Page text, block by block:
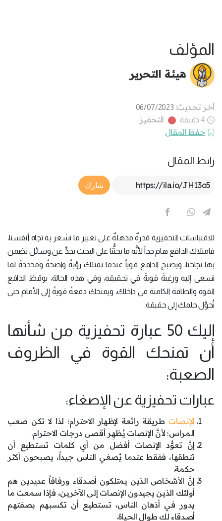
المؤلف
هيئة التحرير
آخر تحديث: 06/07/2023
4 دقيقة
التحفيز
حفظ المقال
رابط المقال
Article Link
شارك
للاقتباسات التحفيزية قدرةٌ مذهلةٌ على تغيير ما نشعر به تجاه أنفسنا،
فامتلاك الدافع هام جداً لأنَّه ما يحثُّنا على البحث بجدٍّ عن وسائل نضمن
بها نجاحنا، ويصبح الدافع قوياً عندما تمتلك رؤيةً واضحةً ومحددةً لما
تسعى إليه ورغبةً قويةً في تحقيقه، وفي هذه الحالة، يوقظ الدافع
القوة والطاقة الكامنة في داخلك، ويمنحك دفعةً قويةً إلى الأمام حتى
تُحوِّل حلمك إلى حقيقة.
إليك 50 عبارة تحفيزية من شأنها
أن تمنحك القوة في الظروف
الصعبة:
عبارات تحفيزية عن الإصغاء:
الإنصات طريقة رائعة لإظهار الاحترام؛ لذا لا تكن صعب
المراس؛ لأنَّ الإنصات يُظهِر أقصى درجات الاحترام.
إنَّ تعوُّد الإنصات أفضل من أي كلمات تستطيع أن
تنطقها، ففقط عندما يُصغي الناس جيداً، يصبحون أكثر
حكمة.
إنَّ الأشخاص الذين يمتلكون أصدقاء ورفاقاً عديدين هم
أولئك الذين يجيدون الإنصات إلى الآخرين، فإذا سمعت ما
يدور في أذهان الناس، تستطيع أن تكسبهم بصفتهم
أصدقاء لك طوال الحياة.